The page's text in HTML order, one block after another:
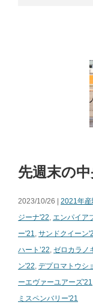
先週末の
2023/10/26 | 2021年産
ジーナ'22, エンパイア
ー'21, サンドクイーン
ハート’22, ゼロカラノ
ン'22, デプロマトウシ
ーエヴァーユアーズ'21
ミスペンバリー'21